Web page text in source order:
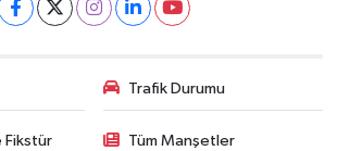
Trafik Durumu
Fikstür Tüm Manşetler